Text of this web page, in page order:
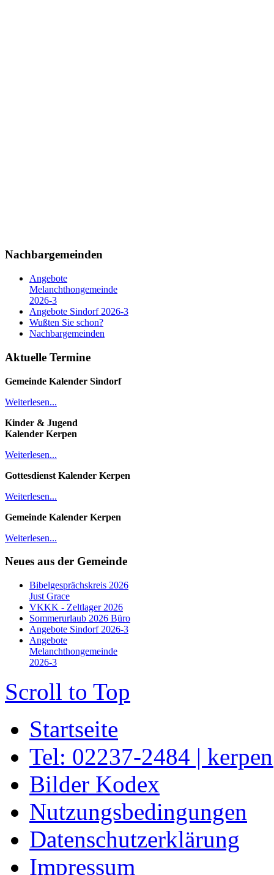
Nachbargemeinden
Angebote
Melanchthongemeinde
2026-3
Angebote Sindorf 2026-3
Wußten Sie schon?
Nachbargemeinden
Aktuelle Termine
Gemeinde Kalender Sindorf
Weiterlesen...
Kinder & Jugend
Kalender Kerpen
Weiterlesen...
Gottesdienst Kalender Kerpen
Weiterlesen...
Gemeinde Kalender Kerpen
Weiterlesen...
Neues aus der Gemeinde
Bibelgesprächskreis 2026
Just Grace
VKKK - Zeltlager 2026
Sommerurlaub 2026 Büro
Angebote Sindorf 2026-3
Angebote
Melanchthongemeinde
2026-3
Scroll to Top
Startseite
Tel: 02237-2484 |
Bilder Kodex
Nutzungsbedingungen
Datenschutzerklärung
Impressum